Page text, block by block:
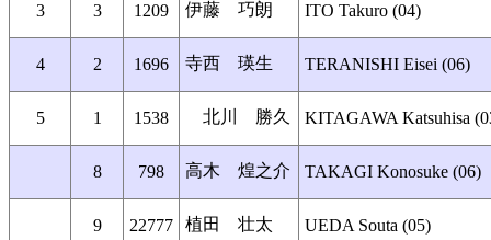
3 3 1209 伊藤 巧朗 ITO Takuro (04)
4 2 1696 寺西 瑛生 TERANISHI Eisei (06)
5 1 1538 北川 勝久 KITAGAWA Katsuhisa
8 798 高木 煌之介 TAKAGI Konosuke (06)
9 22777 植田 壮太 UEDA Souta (05)